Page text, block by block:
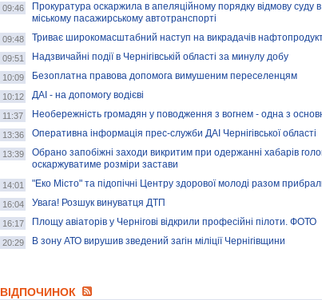
09:46
Прокуратура оскаржила в апеляційному порядку відмову суду
міському пасажирському автотранспорті
09:48 Триває широкомасштабний наступ на викрадачів
09:51 Надзвичайні події в Чернігівській області за минулу добу
10:09 Безоплатна правова допомога вимушеним переселенцям
10:12 ДАІ - на допомогу водієві
11:37 Необережність громадян у поводження з вогнем - одна з
13:36 Оперативна інформація прес-служби ДАІ Чернігівської області
13:39
Обрано запобіжні заходи викритим при одержанні хабарів
оскаржуватиме розміри застави
14:01 "Еко Місто" та підопічні Центру здорової молоді разом
16:04 Увага! Розшук винуватця ДТП
16:17 Площу авіаторів у Чернігові відкрили професійні пілоти. ФОТО
20:29 В зону АТО вирушив зведений загін міліції Чернігівщини
ВІДПОЧИНОК